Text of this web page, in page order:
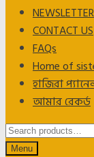
NEWSLETTER
CONTACT US
FAQs
Home of
হাজিরা
আমার রেকর্ড
Search
for:Menu